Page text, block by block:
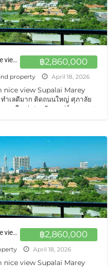
฿2,860,000
For Sale condo studio room nice view Supalai Marey Pattaya ขายคอนโด พัทยาใต้
property April 18, 2026
view Supalai Marey
ำเลดีมาก ติดถนนใหญ่ ศุภาลัย
ถนนใหญ่ ศุภาลัยมาเร่ย์ ถนนเทพ
฿2,860,000
For Sale condo studio room nice view Supalai Marey Pattaya ขายคอนโดห้องสตูดิโอ ทำเลดีมาก ติดถนนใหญ่ ศุภาลัยมาเร่ย์
April 18, 2026
view Supalai Marey